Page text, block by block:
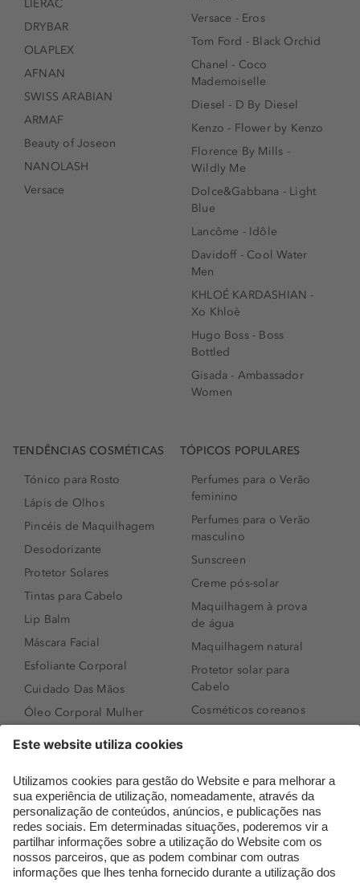
LIERAC
DRYBAR
OLAPLEX
AFNAN
SWISS ARABIAN
ARMAF
Beauty of Joseon
NANOLASH
Versace
Versace - Eros
Tom Ford - Black Orchid
Chanel - Coco
Mademoiselle
Diesel - D By Diesel
Kenzo - Flower by Kenzo
Florence By Mills -
Wildly Me
Dolce&Gabbana - Light
Blue
Lancôme - Idôle
Davidoff - Cool Water
Men
KHLOÉ KARDASHIAN -
Xo Khloè
Hugo Boss - Boss
Bottled
Gisada - Ambassador
Women
TENDÊNCIAS COSMÉTICAS
Tónico para Rosto
Lápis de Olhos
Pincéis de Maquilhagem
Desodorizante
Protetor Solares
Tintas para Cabelo
Lip Balm
Máscara Facial
Esfoliante Corporal
Cuidado Das Mãos
Óleo Corporal Mulher
Sérum de Rosto
Body mist & Spray
corporal
Produtos para Cabelo
Homem
TÓPICOS POPULARES
Perfumes para o Verão
feminino
Perfumes para o Verão
masculino
Sunscreen
Creme pós-solar
Maquilhagem à prova
de água
Maquilhagem natural
Protetor solar para
Cabelo
Cosméticos coreanos
Perfumes árabes
Novidades
Melhores Perfumes
Femininos
TOP 10: Perfumes
Masculinos